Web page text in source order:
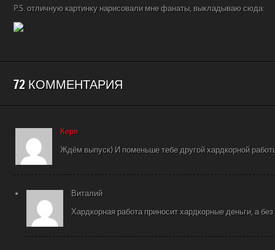
P.S. отличную картинку нарисовали мне фанаты, выкладываю сюда:
72 КОММЕНТАРИЯ
Керя
Ждём выпуск) И поменьше тебе другой хардкорной
Виталий
Хардкорная работа приносит хардкорные деньги, а